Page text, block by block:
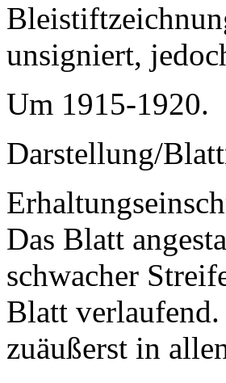
unsigniert,
Um 1915-1920.
Darstellung/
Das Blatt
schwacher
Blatt
zuäußerst in